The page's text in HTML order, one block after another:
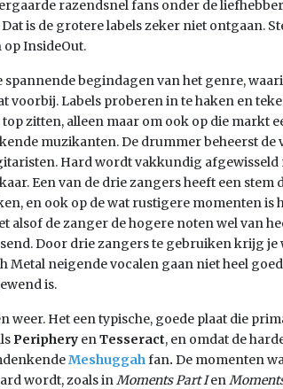
razendsnel fans onder de
is de grotere labels zeker niet ontgaan.
InsideOut.
spannende begindagen van het genre,
Labels proberen in te haken en
zitten, alleen maar om ook op die markt
muzikanten. De drummer beheerst de
Hard wordt vakkundig afgewisseld
Een van de drie zangers heeft een stem
en ook op de wat rustigere momenten is
alsof de zanger de hogere noten wel van
Door drie zangers te gebruiken krijg je
Metal neigende vocalen gaan niet heel
is.
weer. Het een typische, goede plaat die
Periphery enTesseract, en omdat de
Meshuggahfan. De momenten
wordt, zoals inMoments Part Ien